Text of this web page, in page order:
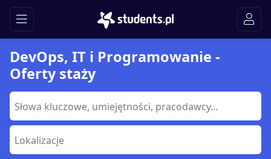
DevOps, IT i Programowanie -
Oferty staży